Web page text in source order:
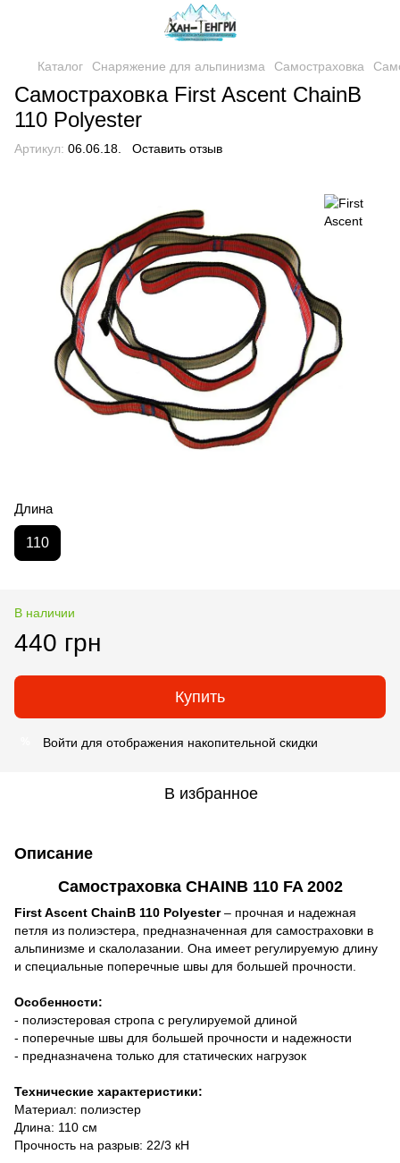
Каталог Снаряжение для альпинизма Самостраховка
Самостраховка First Ascent ChainB
110 Polyester
Артикул: 06.06.18. Оставить отзыв
Длина
110
В наличии
440 грн
Купить
Войти для отображения накопительной скидки
В избранное
Описание
Самостраховка CHAINB 110 FA 2002
First Ascent ChainB 110 Polyester– прочная и надежная
петля из полиэстера, предназначенная для самостраховки в
альпинизме и скалолазании. Она имеет регулируемую длину
и специальные поперечные швы для большей прочности.
Особенности:
- полиэстеровая стропа с регулируемой длиной
- поперечные швы для большей прочности и надежности
- предназначена только для статических нагрузок
Технические характеристики:
Материал: полиэстер
Длина: 110 см
Прочность на разрыв: 22/3 кН